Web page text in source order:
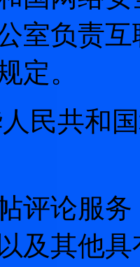
室负责
定。
民共和
评论服
及其他